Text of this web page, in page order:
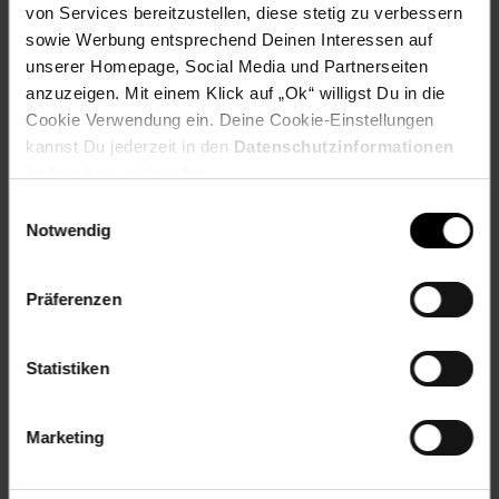
von Services bereitzustellen, diese stetig zu verbessern
sowie Werbung entsprechend Deinen Interessen auf
unserer Homepage, Social Media und Partnerseiten
anzuzeigen. Mit einem Klick auf „Ok“ willigst Du in die
Cookie Verwendung ein. Deine Cookie-Einstellungen
kannst Du jederzeit in den Datenschutzinformationen
Notwendig
Präferenzen
Statistiken
Marketing
Versandinformationen
Herstellerinformationen
Weinwelt